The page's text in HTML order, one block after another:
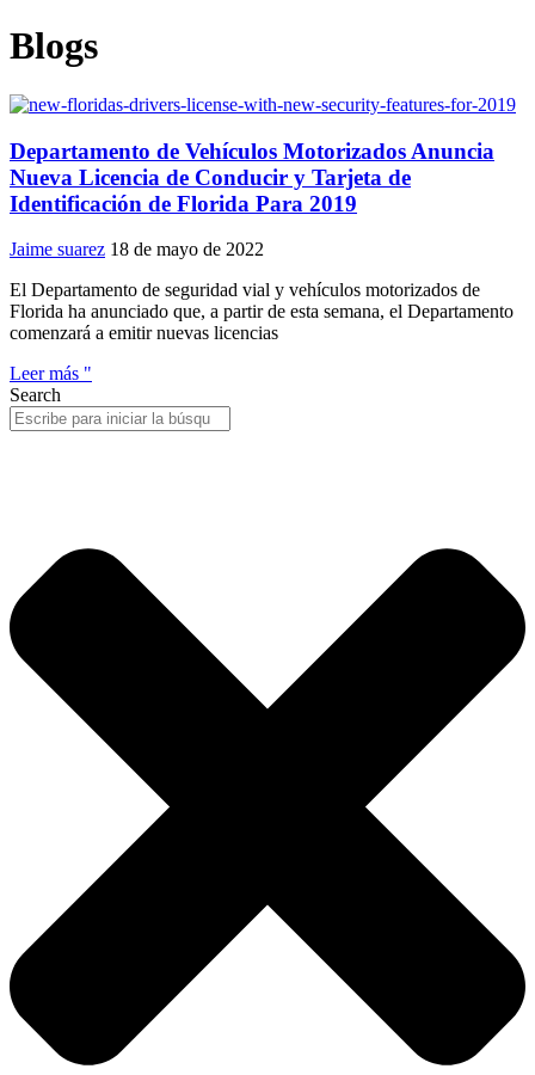
Blogs
Departamento de Vehículos Motorizados Anuncia
Nueva Licencia de Conducir y Tarjeta de
Identificación de Florida Para 2019
Jaime suarez 18 de mayo de 2022
El Departamento de seguridad vial y vehículos motorizados de
Florida ha anunciado que, a partir de esta semana, el Departamento
comenzará a emitir nuevas licencias
Leer más "
Search